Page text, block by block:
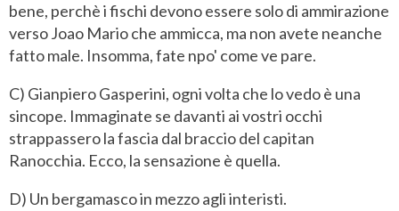
bene, perchè i fischi devono essere solo di ammirazione
verso Joao Mario che ammicca, ma non avete neanche
fatto male. Insomma, fate npo' come ve pare.
C) Gianpiero Gasperini, ogni volta che lo vedo è una
sincope. Immaginate se davanti ai vostri occhi
strappassero la fascia dal braccio del capitan
Ranocchia. Ecco, la sensazione è quella.
D) Un bergamasco in mezzo agli interisti.